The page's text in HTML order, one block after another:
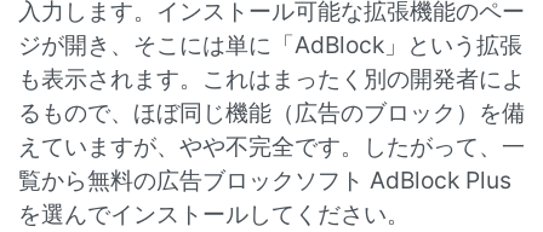
入力します。インストール可能な拡張機能のペー
ジが開き、そこには単に「AdBlock」という拡張
も表示されます。これはまったく別の開発者によ
るもので、ほぼ同じ機能（広告のブロック）を備
えていますが、やや不完全です。したがって、一
覧から無料の広告ブロックソフト AdBlock Plus
を選んでインストールしてください。